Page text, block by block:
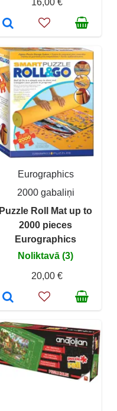
16,00 €
Eurographics
2000 gabaliņi
Puzzle Roll Mat up to
2000 pieces
Eurographics
Noliktavā (3)
20,00 €